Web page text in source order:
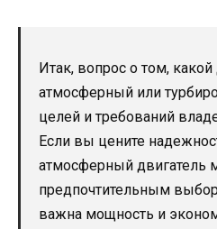
Итак, вопрос о том,
атмосферный или
целей и требований
Если вы цените
атмосферный двигатель
предпочтительным
важна мощность и